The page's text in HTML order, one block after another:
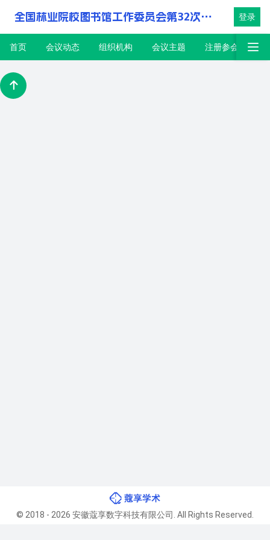
全国林业院校图书馆工作委员会第32次会议 登录
首页 会议动态 组织机构 会议主题 注册参会 大
大会议程
© 2018 - 2026 安徽蔻享数字科技有限公司. All Rights Reserved.